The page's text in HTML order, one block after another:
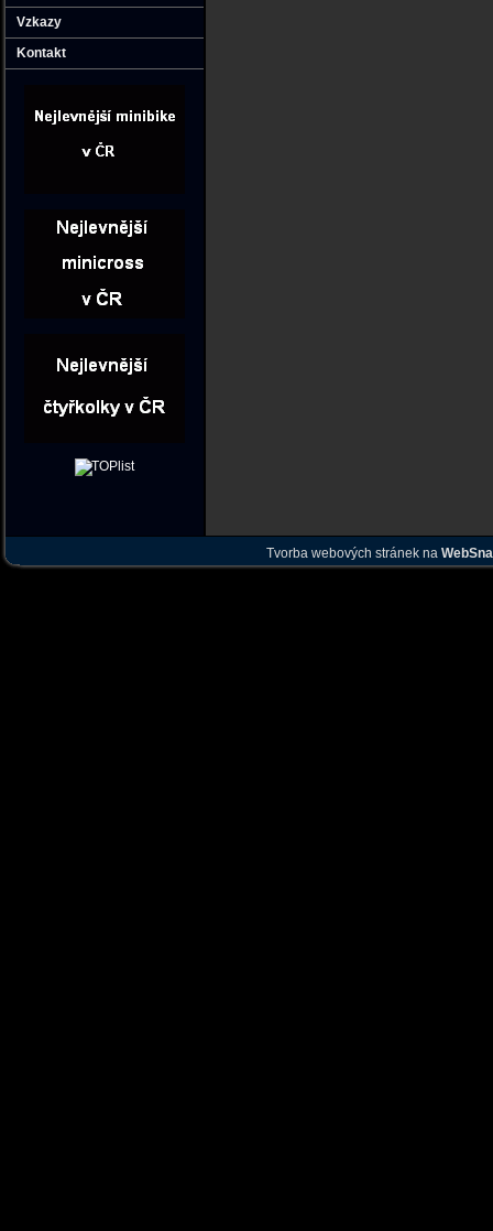
Vzkazy
Kontakt
Tvorba webových stránek na